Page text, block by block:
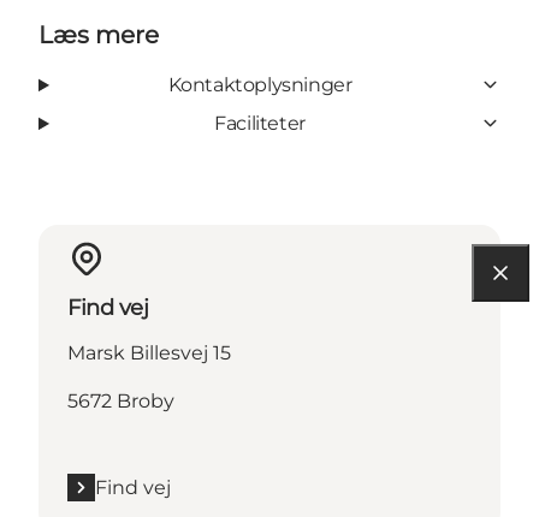
Læs mere
Kontaktoplysninger
Faciliteter
Find vej
Marsk Billesvej 15
5672 Broby
Find vej